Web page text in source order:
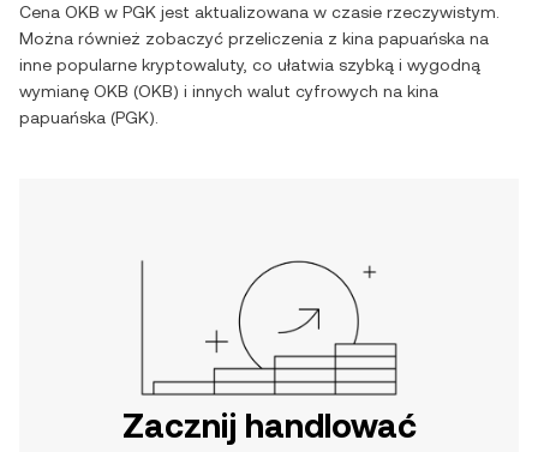
Cena OKB w PGK jest aktualizowana w czasie rzeczywistym.
Można również zobaczyć przeliczenia z kina papuańska na
inne popularne kryptowaluty, co ułatwia szybką i wygodną
wymianę OKB (OKB) i innych walut cyfrowych na kina
papuańska (PGK).
Zacznij handlować